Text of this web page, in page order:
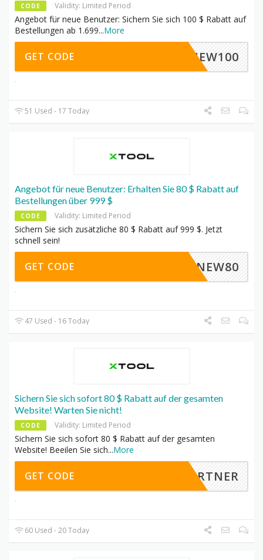
CODE Validity: Limited Period
Angebot für neue Benutzer: Sichern Sie sich 100 $ Rabatt auf
Bestellungen ab 1.699...More
NEW100
GET CODE
51 Used - 17 Today
Angebot für neue Benutzer: Erhalten Sie 80 $ Rabatt auf
Bestellungen über 999 $
CODE Validity: Limited Period
Sichern Sie sich zusätzliche 80 $ Rabatt auf 999 $. Jetzt
schnell sein!
NEW80
GET CODE
47 Used - 16 Today
Sichern Sie sich sofort 80 $ Rabatt auf der gesamten
Website! Warten Sie nicht!
CODE Validity: Limited Period
Sichern Sie sich sofort 80 $ Rabatt auf der gesamten
Website! Beeilen Sie sich...More
LPARTNER
GET CODE
60 Used - 20 Today